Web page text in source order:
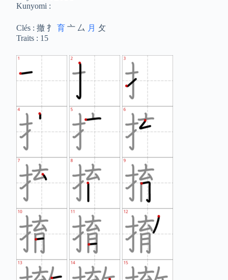
Kunyomi :
Clés : 撤 扌育 亠 厶 月 攵
Traits : 15